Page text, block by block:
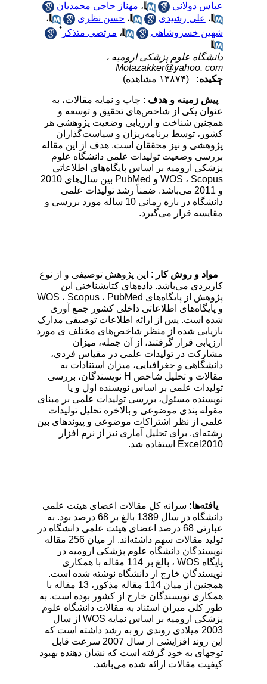
عباس دولانی
،مهناز حاجی محمدیان
،علی رشیدی ،حسن نظری
،
شهین خسروشاهی
،مرتضی متذکر*
دانشگاه علوم پزشکی ارومیه ،
Motazakker@yahoo. com
چکیده:
پیش زمینه و هدف: چاپ و نمایه مقالات، به
عنوان یکی از شاخص‌های تحقیق و توسعه و
همچنین شناخت و ارزیابی وضعیت پژوهشی هر
کشور، توسط برنامه‌ریزان و سیاست‌گذاران
پژوهشی و نیز محققان است. هدف از این مقاله
بررسی وضعیت تولیدات علمی دانشگاه علوم
پزشکی ارومیه بر اساس پایگاه‌های اطلاعاتی
WOS ، Scopus و PubMed بین سال‌های 2010
و 2011 می‌باشد. ضمناً رشد تولیدات علمی
دانشگاه در بازه زمانی 10 ساله مورد بررسی و
مقایسه قرار می‌گیرد.
مواد و روش کار: این پژوهش توصیفی و از نوع
کاربردی می‌باشد. داده‌های کتاب­شناختی این
پژوهش از پایگاه‌های WOS ، Scopus ، PubMed
و پایگاه‌های اطلاعاتی داخلی کشور جمع آوری
شده است. پس از ارائه اطلاعات توصیفی مدارک
بازیابی شده از منظر شاخص‌های مختلف ی مورد
ارزیابی قرار گرفتند، از آن جمله، میزان
مشارکت در تولیدات علمی در مقیاس ف ردی،
دانشگاهی و جغرافیایی، میزان استنادات به
مقالات و تحلیل شاخص H نویسندگان، بررسی
تولیدات علمی بر اساس نویسنده اول و یا
نویسنده مسئول، بررسی تولیدات علمی بر مبنای
مقوله بندی موضوعی و بالاخره تحلیل تولیدات
علمی از نظر اشتراکات موضوعی و پیوندهای بین
رشته‌ای. برای تحلیل آماری نیز از نرم افزار
Excel2010 استفاده شد.
یافته‌ها:سرانه کل مقالات اعضای هیئت علمی
دانشگاه در سال 1389 بالغ بر 68 درصد بود. به
عبارتی 68 درصد اعضای هیئت علمی دانشگاه در
تولید مقالات سهم داشته‌اند. از میان 256 مقاله‌
نویسندگان دانشگاه علوم پزشکی ارومیه در
پایگاه WOS ، بالغ بر 114 مقاله با همکاری
نویسندگان خارج از دانشگاه نوشته شده است.
همچنین از میان 114 مقاله مذکور، 13 مقاله با
همکاری نویسندگان خارج از کشور بوده است. به
طور کلی میزان استناد به مقالات دانشگاه علوم
پزشکی ارومیه بر اساس نمایه WOS از سال
2003 میلادی روندی رو به رشد داشته است که
این روند افزایشی از سال 2007 سرعت قابل
توجه­ای به خود گرفته است که نشان دهنده بهبود
کیفیت مقالات ارائه شده می‌باشد.